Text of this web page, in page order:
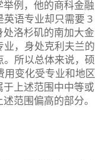
例，他的商科金融
语专业却只需要 3
洛杉矶的南加大金
，身处克利夫兰的
所以总体来说，硕
用变化受专业和地区
上述范围中中等或
范围偏高的部分。